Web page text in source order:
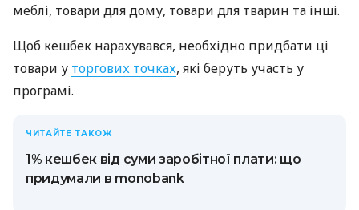
меблі, товари для дому, товари для тварин та інші.
Щоб кешбек нарахувався, необхідно придбати ці
товари у торгових точках, які беруть участь у
програмі.
ЧИТАЙТЕ ТАКОЖ
1% кешбек від суми заробітної плати: що
придумали в monobank